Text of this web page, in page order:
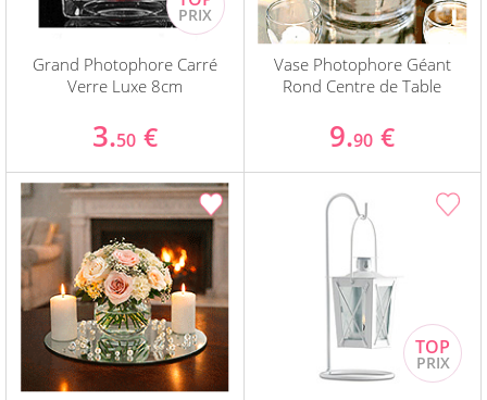
Grand Photophore Carré
Verre Luxe 8cm
3.50 €
Vase Photophore Géant
Rond Centre de Table
9.90 €